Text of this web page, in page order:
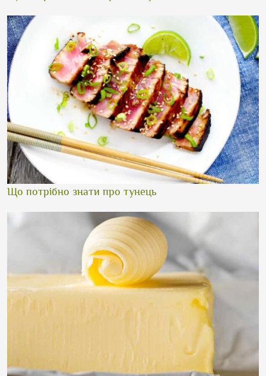
Що потрібно знати про тунець